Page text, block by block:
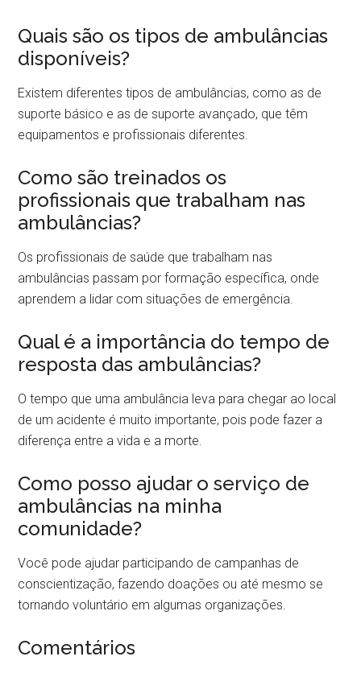
Quais são os tipos de ambulâncias
disponíveis?
Existem diferentes tipos de ambulâncias, como as de
suporte básico e as de suporte avançado, que têm
equipamentos e profissionais diferentes.
Como são treinados os
profissionais que trabalham nas
ambulâncias?
Os profissionais de saúde que trabalham nas
ambulâncias passam por formação específica, onde
aprendem a lidar com situações de emergência.
Qual é a importância do tempo de
resposta das ambulâncias?
O tempo que uma ambulância leva para chegar ao local
de um acidente é muito importante, pois pode fazer a
diferença entre a vida e a morte.
Como posso ajudar o serviço de
ambulâncias na minha
comunidade?
Você pode ajudar participando de campanhas de
conscientização, fazendo doações ou até mesmo se
tornando voluntário em algumas organizações.
Comentários